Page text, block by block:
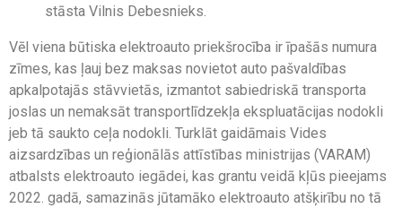
stāsta Vilnis Debesnieks.
Vēl viena būtiska elektroauto priekšrocība ir īpašās numura
zīmes, kas ļauj bez maksas novietot auto pašvaldības
apkalpotajās stāvvietās, izmantot sabiedriskā transporta
joslas un nemaksāt transportlīdzekļa ekspluatācijas nodokli
jeb tā saukto ceļa nodokli. Turklāt gaidāmais Vides
aizsardzības un reģionālās attīstības ministrijas (VARAM)
atbalsts elektroauto iegādei, kas grantu veidā kļūs pieejams
2022. gadā, samazinās jūtamāko elektroauto atšķirību no tā